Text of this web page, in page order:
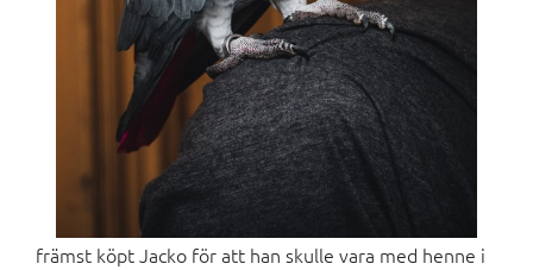
främst köpt Jacko för att han skulle vara med henne i